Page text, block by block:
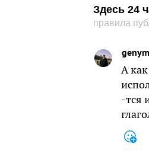
Здесь 24
правила
А
-тся